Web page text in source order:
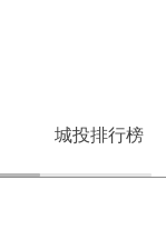
城投排行榜